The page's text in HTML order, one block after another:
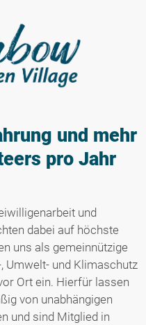
und mehr
pro Jahr
und
dabei auf höchste
uns als gemeinnützige
Umwelt- und Klimaschutz
Ort ein. Hierfür lassen
von unabhängigen
und sind Mitglied in